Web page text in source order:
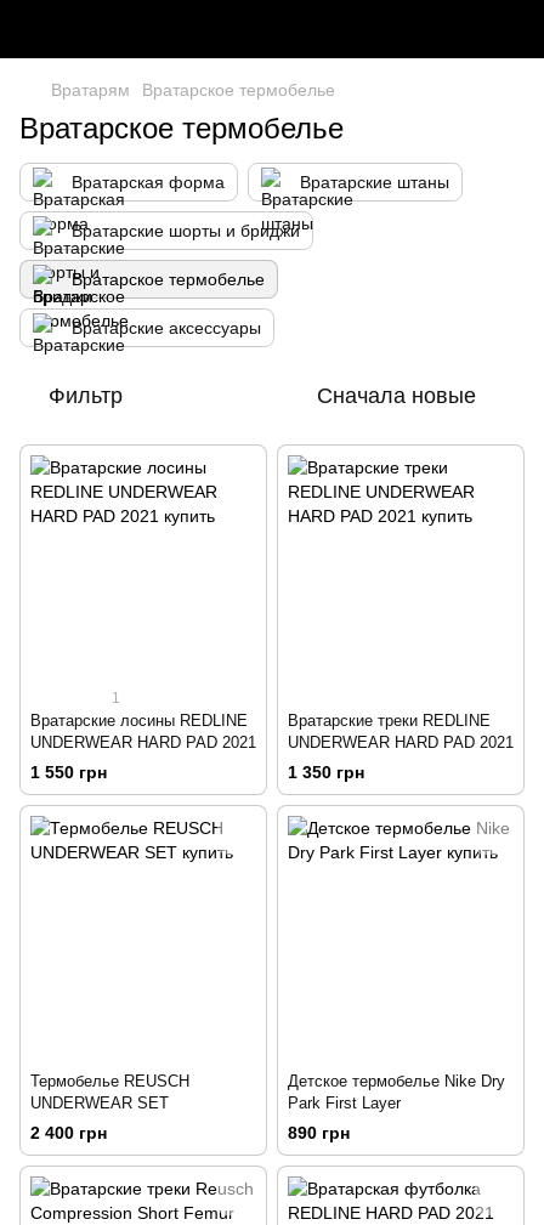
Вратарям Вратарское термобелье
Вратарское термобелье
Вратарская форма Вратарские штаны
Вратарские шорты и бриджи
Вратарское термобелье
Вратарские аксессуары
Фильтр Сначала новые
1
Вратарские лосины REDLINE
UNDERWEAR HARD PAD 2021
1 550 грн
Вратарские треки REDLINE
UNDERWEAR HARD PAD 2021
1 350 грн
Термобелье REUSCH
UNDERWEAR SET
2 400 грн
Детское термобелье Nike Dry
Park First Layer
890 грн